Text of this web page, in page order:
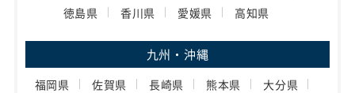
徳島県
香川県 愛媛県 高知県
九州・沖縄
福岡県 佐賀県 長崎県 熊本県
大分県